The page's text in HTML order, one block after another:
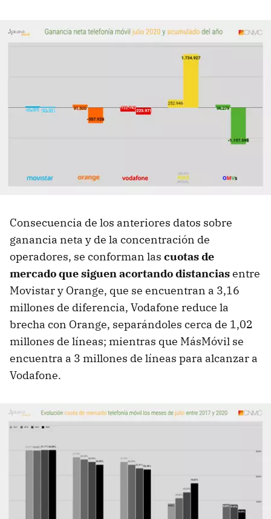
Consecuencia de los anteriores datos sobre
ganancia neta y de la concentración de
operadores, se conforman las cuotas de
mercado que siguen acortando distanciasentre
Movistar y Orange, que se encuentran a 3,16
millones de diferencia, Vodafone reduce la
brecha con Orange, separándoles cerca de 1,02
millones de líneas; mientras que MásMóvil se
encuentra a 3 millones de líneas para alcanzar a
Vodafone.